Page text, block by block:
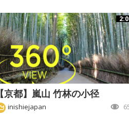
【京都】嵐山 竹林の小径
inishiejapan